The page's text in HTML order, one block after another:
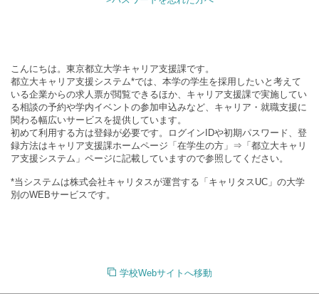
こんにちは。東京都立大学キャリア支援課です。
都立大キャリア支援システム*では、本学の学生を採用したいと考えて
いる企業からの求人票が閲覧できるほか、キャリア支援課で実施してい
る相談の予約や学内イベントの参加申込みなど、キャリア・就職支援に
関わる幅広いサービスを提供しています。
初めて利用する方は登録が必要です。ログインIDや初期パスワード、登
録方法はキャリア支援課ホームページ「在学生の方」⇒「都立大キャリ
ア支援システム」ページに記載していますので参照してください。
*当システムは株式会社キャリタスが運営する「キャリタスUC」の大学
別のWEBサービスです。
学校Webサイトへ移動